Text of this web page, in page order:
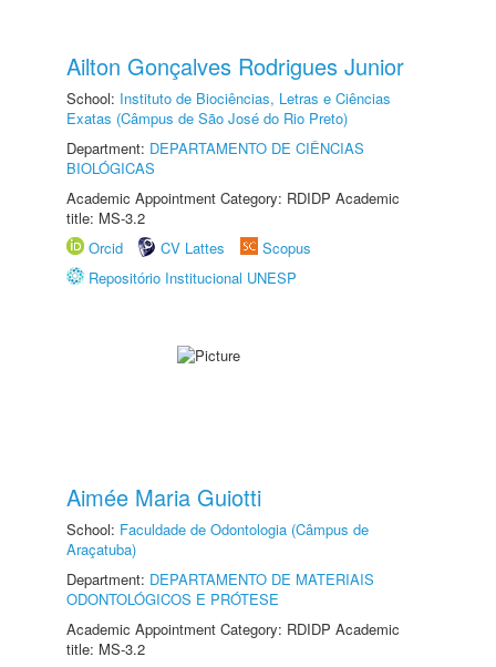
Ailton Gonçalves Rodrigues Junior
School: Instituto de Biociências, Letras e Ciências
Exatas (Câmpus de São José do Rio Preto)
Department: DEPARTAMENTO DE CIÊNCIAS
BIOLÓGICAS
Academic Appointment Category: RDIDP Academic
title: MS-3.2
Orcid
CV Lattes
Scopus
Repositório Institucional UNESP
Aimée Maria Guiotti
School: Faculdade de Odontologia (Câmpus de
Araçatuba)
Department: DEPARTAMENTO DE MATERIAIS
ODONTOLÓGICOS E PRÓTESE
Academic Appointment Category: RDIDP Academic
title: MS-3.2